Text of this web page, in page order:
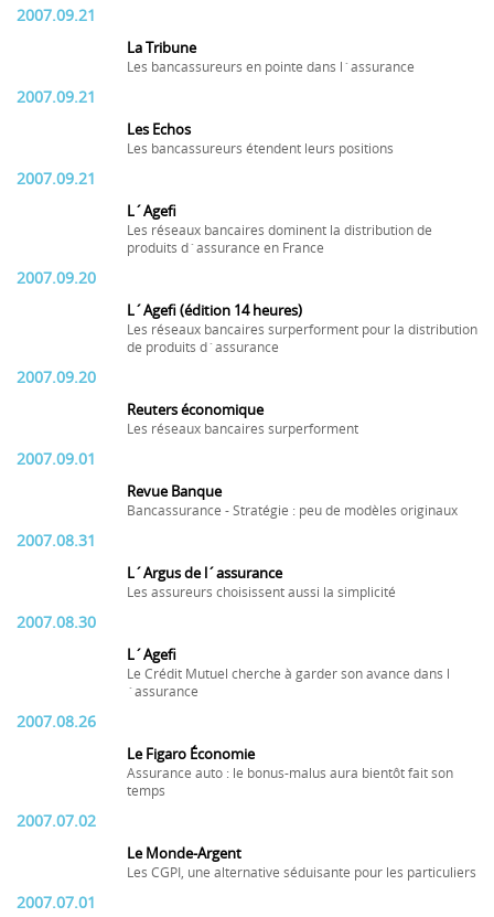
2007.09.21
La Tribune
Les bancassureurs en pointe dans l´assurance
2007.09.21
Les Echos
Les bancassureurs étendent leurs positions
2007.09.21
L´Agefi
Les réseaux bancaires dominent la distribution de
produits d´assurance en France
2007.09.20
L´Agefi (édition 14 heures)
Les réseaux bancaires surperforment pour la distribution
de produits d´assurance
2007.09.20
Reuters économique
Les réseaux bancaires surperforment
2007.09.01
Revue Banque
Bancassurance - Stratégie : peu de modèles originaux
2007.08.31
L´Argus de l´assurance
Les assureurs choisissent aussi la simplicité
2007.08.30
L´Agefi
Le Crédit Mutuel cherche à garder son avance dans l
´assurance
2007.08.26
Le Figaro Économie
Assurance auto : le bonus-malus aura bientôt fait son
temps
2007.07.02
Le Monde-Argent
Les CGPI, une alternative séduisante pour les particuliers
2007.07.01